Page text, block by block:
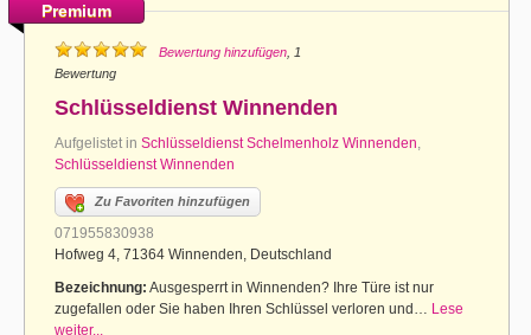
Premium
Bewertung hinzufügen , 1
Bewertung
Schlüsseldienst Winnenden
Aufgelistet in Schlüsseldienst Schelmenholz Winnenden,
Schlüsseldienst Winnenden
Zu Favoriten hinzufügen
071955830938
Hofweg 4, 71364 Winnenden, Deutschland
Bezeichnung: Ausgesperrt in Winnenden? Ihre Türe ist nur
zugefallen oder Sie haben Ihren Schlüssel verloren und… Lese
weiter...